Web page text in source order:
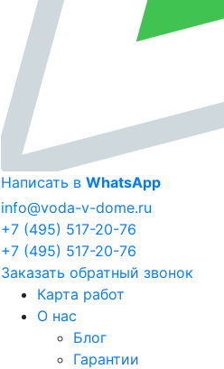
Написать в WhatsApp
info@voda-v-dome.ru
+7 (495) 517-20-76
+7 (495) 517-20-76
Заказать обратный звонок
Карта работ
О нас
Блог
Гарантии